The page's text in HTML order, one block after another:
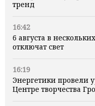
тренд
16:42
6 августа в
отключат свет
16:19
Энергетики провели
Центре творчества